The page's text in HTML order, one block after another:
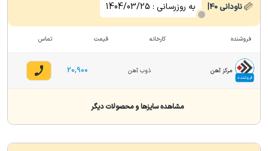
ناودانی40
| به روزرسانی : 1404/03/25
فروشنده کارخانه قیمت تماس
فروشنده
مرکز آهن ذوب آهن 20,900
مشاهده سایزها و محصولات دیگر